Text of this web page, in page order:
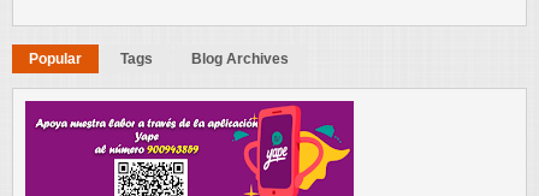
Popular Tags Blog Archives